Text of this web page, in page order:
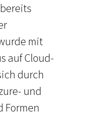
mit
auf Cloud-
durch
und
Formen